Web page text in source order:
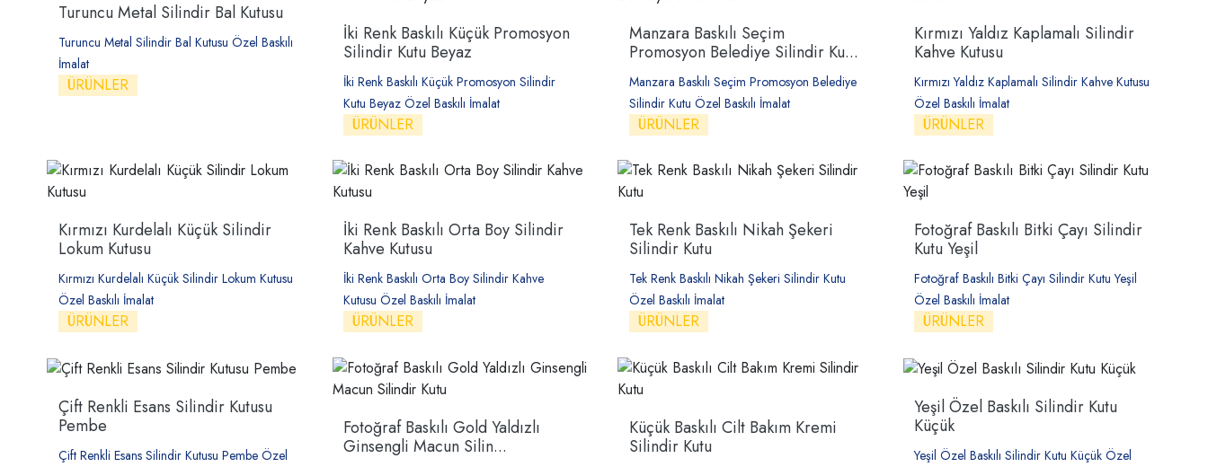
Turuncu Metal Silindir Bal Kutusu
Turuncu Metal Silindir Bal Kutusu Özel Baskılı
İmalat
ÜRÜNLER
İki Renk Baskılı Küçük Promosyon
Silindir Kutu Beyaz
İki Renk Baskılı Küçük Promosyon Silindir
Kutu Beyaz Özel Baskılı İmalat
ÜRÜNLER
Manzara Baskılı Seçim
Promosyon Belediye Silindir Ku...
Manzara Baskılı Seçim Promosyon Belediye
Silindir Kutu Özel Baskılı İmalat
ÜRÜNLER
Kırmızı Yaldız Kaplamalı Silindir
Kahve Kutusu
Kırmızı Yaldız Kaplamalı Silindir Kahve Kutusu
Özel Baskılı İmalat
ÜRÜNLER
Kırmızı Kurdelalı Küçük Silindir
Lokum Kutusu
Kırmızı Kurdelalı Küçük Silindir Lokum Kutusu
Özel Baskılı İmalat
ÜRÜNLER
İki Renk Baskılı Orta Boy Silindir
Kahve Kutusu
İki Renk Baskılı Orta Boy Silindir Kahve
Kutusu Özel Baskılı İmalat
ÜRÜNLER
Tek Renk Baskılı Nikah Şekeri
Silindir Kutu
Tek Renk Baskılı Nikah Şekeri Silindir Kutu
Özel Baskılı İmalat
ÜRÜNLER
Fotoğraf Baskılı Bitki Çayı Silindir
Kutu Yeşil
Fotoğraf Baskılı Bitki Çayı Silindir Kutu Yeşil
Özel Baskılı İmalat
ÜRÜNLER
Çift Renkli Esans Silindir Kutusu
Pembe
Çift Renkli Esans Silindir Kutusu Pembe Özel
Fotoğraf Baskılı Gold Yaldızlı
Ginsengli Macun Silin...
Küçük Baskılı Cilt Bakım Kremi
Silindir Kutu
Yeşil Özel Baskılı Silindir Kutu
Küçük
Yeşil Özel Baskılı Silindir Kutu Küçük Özel